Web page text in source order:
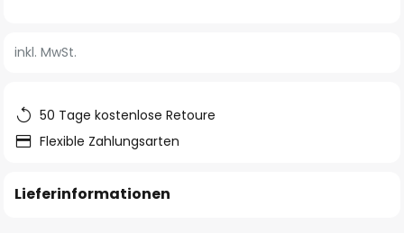
springen
inkl. MwSt.
50 Tage kostenlose Retoure
Flexible Zahlungsarten
Lieferinformationen